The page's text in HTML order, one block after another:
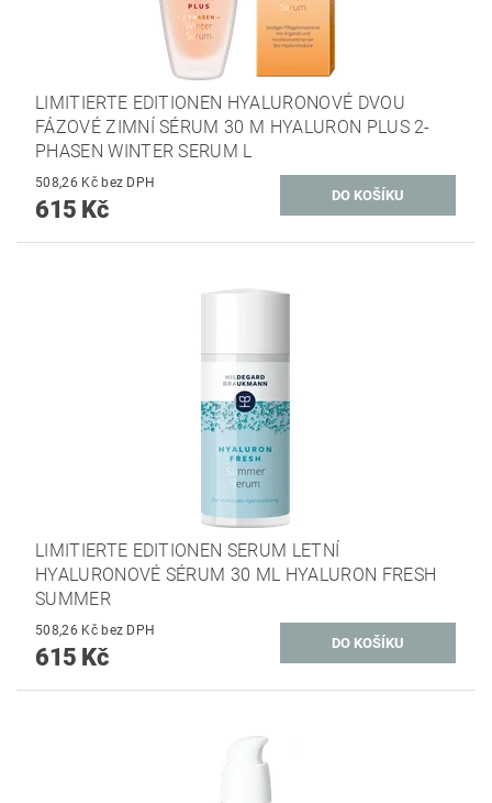
LIMITIERTE EDITIONEN HYALURONOVÉ DVOU
FÁZOVÉ ZIMNÍ SÉRUM 30 M HYALURON PLUS 2-
PHASEN WINTER SERUM L
508,26 Kč bez DPH
615 Kč
LIMITIERTE EDITIONEN SERUM LETNÍ
HYALURONOVÉ SÉRUM 30 ML HYALURON FRESH
SUMMER
508,26 Kč bez DPH
615 Kč